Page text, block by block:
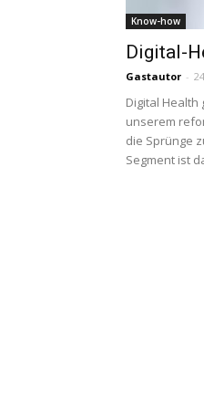
Know-how
Digital-
Gastautor -
Digital Health
unserem
die Sprünge
Segment ist